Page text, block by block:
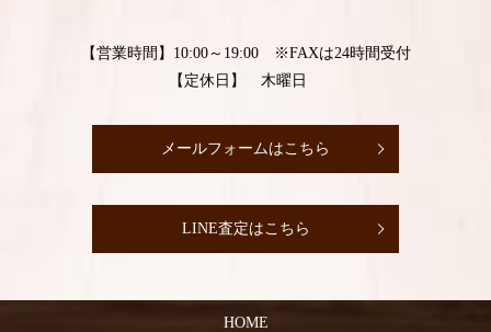
【営業時間】10:00～19:00 ※FAXは24時間受付
【定休日】 木曜日
メールフォームはこちら
LINE査定はこちら
HOME